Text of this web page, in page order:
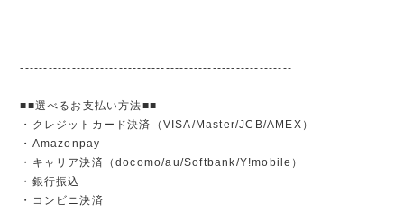
----------------------------------------------------------
■■選べるお支払い方法■■
・クレジットカード決済（VISA/Master/JCB/AMEX）
・Amazonpay
・キャリア決済（docomo/au/Softbank/Y!mobile）
・銀行振込
・コンビニ決済